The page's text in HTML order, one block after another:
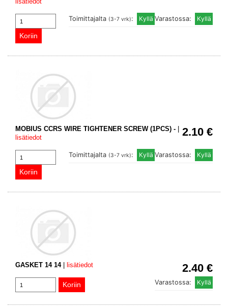
Varastossa:
Toimittajalta (3-7 vrk):
2.10 €
MOBIUS CCRS WIRE TIGHTENER SCREW (1PCS) -
lisätiedot
Varastossa:
Toimittajalta (3-7 vrk):
2.40 €
GASKET 14 14| lisätiedot
Varastossa: